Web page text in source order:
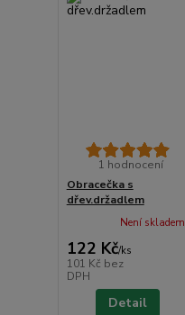
1 hodnocení
Obracečka s
dřev.držadlem
122 Kč/ks
101 Kč bez
DPH
Není skladem
Detail